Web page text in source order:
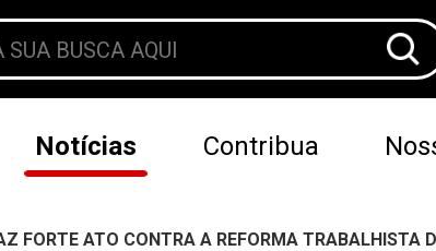
Notícias Contribua
FORTE ATO CONTRA A REFORMA TRABALHISTA